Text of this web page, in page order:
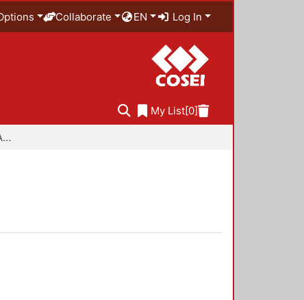
Collaborate EN Log In
My List[0]
Especialidad en Diseño Ambiental